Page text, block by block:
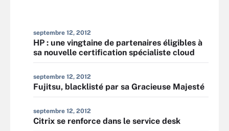
septembre 12, 2012
HP : une vingtaine de partenaires éligibles à
sa nouvelle certification spécialiste cloud
septembre 12, 2012
Fujitsu, blacklisté par sa Gracieuse Majesté
septembre 12, 2012
Citrix se renforce dans le service desk